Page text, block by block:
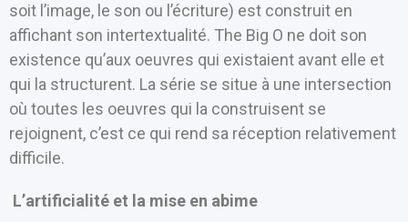
soit l’image, le son ou l’écriture) est construit en
affichant son intertextualité. The Big O ne doit son
existence qu’aux oeuvres qui existaient avant elle et
qui la structurent. La série se situe à une intersection
où toutes les oeuvres qui la construisent se
rejoignent, c’est ce qui rend sa réception relativement
difficile.
L’artificialité et la mise en abime